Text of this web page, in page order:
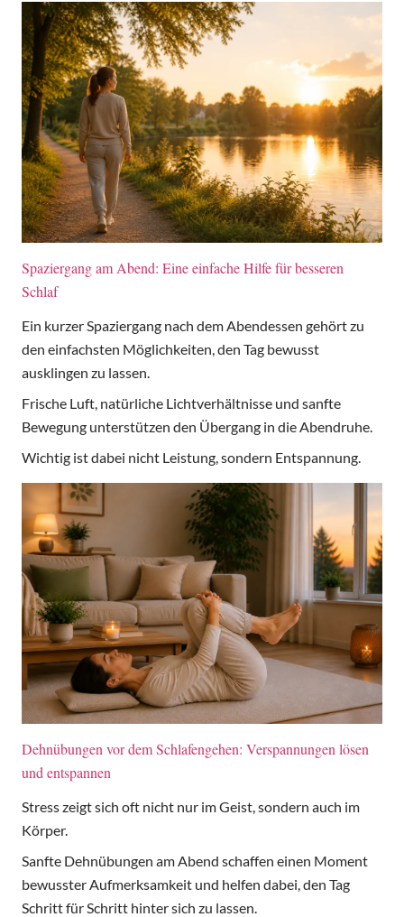
Spaziergang am Abend: Eine einfache Hilfe für besseren
Schlaf
Ein kurzer Spaziergang nach dem Abendessen gehört zu
den einfachsten Möglichkeiten, den Tag bewusst
ausklingen zu lassen.
Frische Luft, natürliche Lichtverhältnisse und sanfte
Bewegung unterstützen den Übergang in die Abendruhe.
Wichtig ist dabei nicht Leistung, sondern Entspannung.
Dehnübungen vor dem Schlafengehen: Verspannungen lösen
und entspannen
Stress zeigt sich oft nicht nur im Geist, sondern auch im
Körper.
Sanfte Dehnübungen am Abend schaffen einen Moment
bewusster Aufmerksamkeit und helfen dabei, den Tag
Schritt für Schritt hinter sich zu lassen.